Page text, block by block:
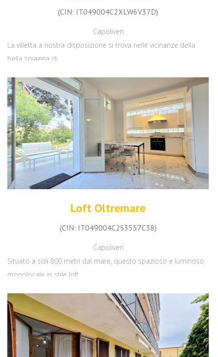
(CIN: IT049004C2XLW6V37D)
Capoliveri
La villetta a nostra disposizione si trova nelle vicinanze della
bella spiaggia di...
Loft Oltremare
(CIN: IT049004C2S3557C38)
Capoliveri
Situato a soli 800 metri dal mare, questo spazioso e luminoso
monolocale in stile loft...